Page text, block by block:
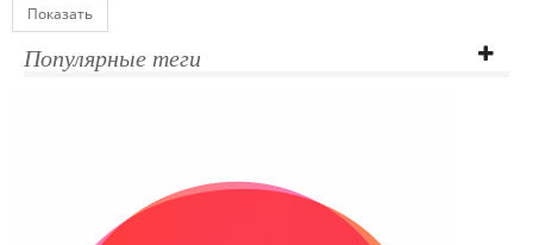
Показать
Популярные теги